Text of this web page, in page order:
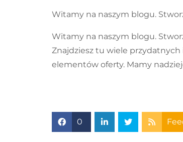
Witamy na naszym blogu.
Witamy na naszym blogu.
Znajdziesz tu wiele przydatnych
elementów oferty. Mamy
0